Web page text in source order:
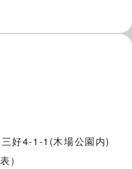
好4-1-1(木場公園内)
）